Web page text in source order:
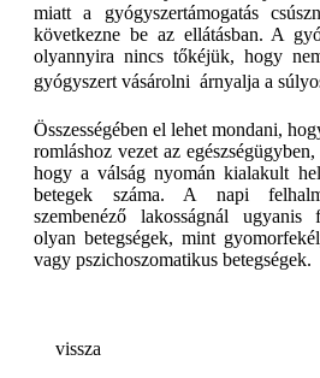
miatt a gyógyszertámogatás
következne be az ellátásban. A
olyannyira nincs tőkéjük, hogy
gyógyszert vásárolni  árnyalja a
Összességében el lehet mondani,
romláshoz vezet az
hogy a válság nyomán kialakult
betegek száma. A napi
szembenéző lakosságnál ugyanis
olyan betegségek, mint
vagy pszichoszomatikus betegségek.
vissza